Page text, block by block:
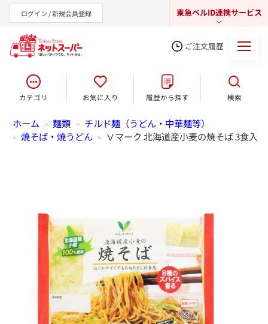
ログイン / 新規会員登録 東急ベルID連携サービス
東急オンラインショップ
ご注文履歴
カテゴリ お気に入り 履歴から探す 検索
ホーム > 麺類 > チルド麺（うどん・中華麺等）
> 焼そば・焼うどん > Ⅴマーク 北海道産小麦の焼そば 3食入